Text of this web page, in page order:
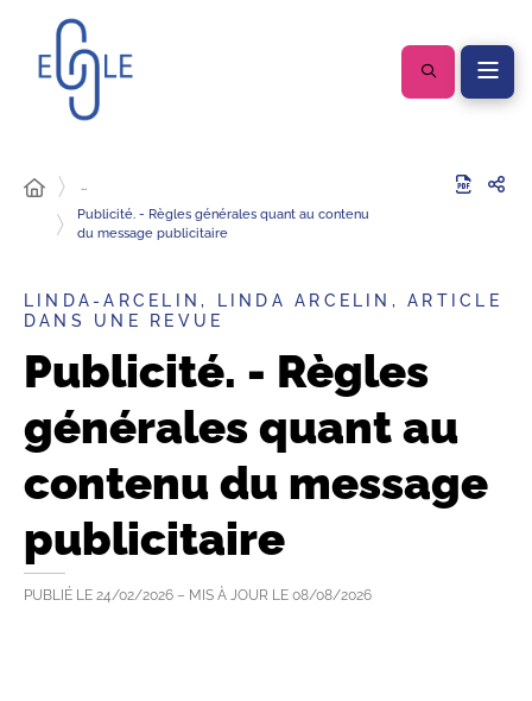
…
Publicité. - Règles générales quant au contenu
du message publicitaire
LINDA-ARCELIN, LINDA ARCELIN, ARTICLE
DANS UNE REVUE
Publicité. - Règles
générales quant au
contenu du message
publicitaire
PUBLIÉ LE 24/02/2026 – MIS À JOUR LE 08/08/2026